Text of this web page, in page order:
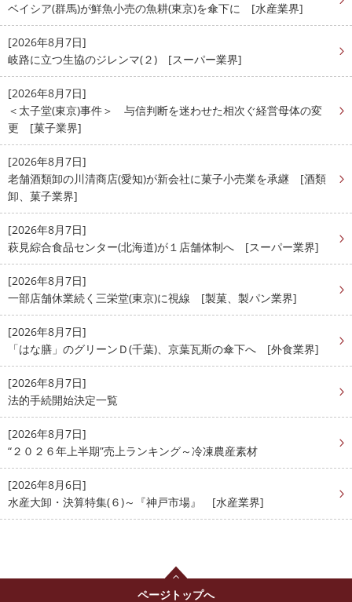
ベイシア(群馬)が鮮魚小売の魚耕(東京)を傘下に [水産業界]
[2026年8月7日]
岐路に立つ生協のジレンマ(２) [スーパー業界]
[2026年8月7日]
＜太子堂(東京)事件＞ 与信判断を迷わせた相次ぐ経営母体の変
更 [菓子業界]
[2026年8月7日]
老舗酒類卸の川清商店(愛知)が新会社に菓子小売業を承継 [酒類
卸、菓子業界]
[2026年8月7日]
萩見綜合食品センター(北海道)が１店舗体制へ [スーパー業界]
[2026年8月7日]
一部店舗休業続く三栄堂(東京)に視線 [製菓、製パン業界]
[2026年8月7日]
「はな膳」のグリーンＤ(千葉)、京葉瓦斯の傘下へ [外食業界]
[2026年8月7日]
法的手続開始決定一覧
[2026年8月7日]
“２０２６年上半期”売上ランキング～冷凍農産素材
[2026年8月6日]
水産大卸・決算特集(６)～『神戸市場』 [水産業界]
ページトップへ